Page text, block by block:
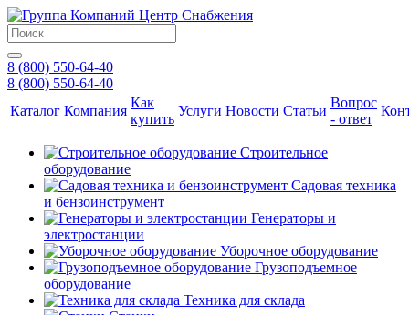
8 (800) 550-64-40
8 (800) 550-64-40
Каталог Компания
Как
купить
Услуги Новости Статьи
Вопрос
- ответ
Строительное
оборудование
Садовая техника
и бензоинструмент
Генераторы и
электростанции
Уборочное оборудование
Грузоподъемное
оборудование
Техника для склада